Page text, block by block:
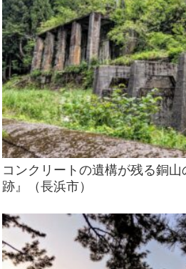
コンクリートの遺構が残る銅山
跡』（長浜市）